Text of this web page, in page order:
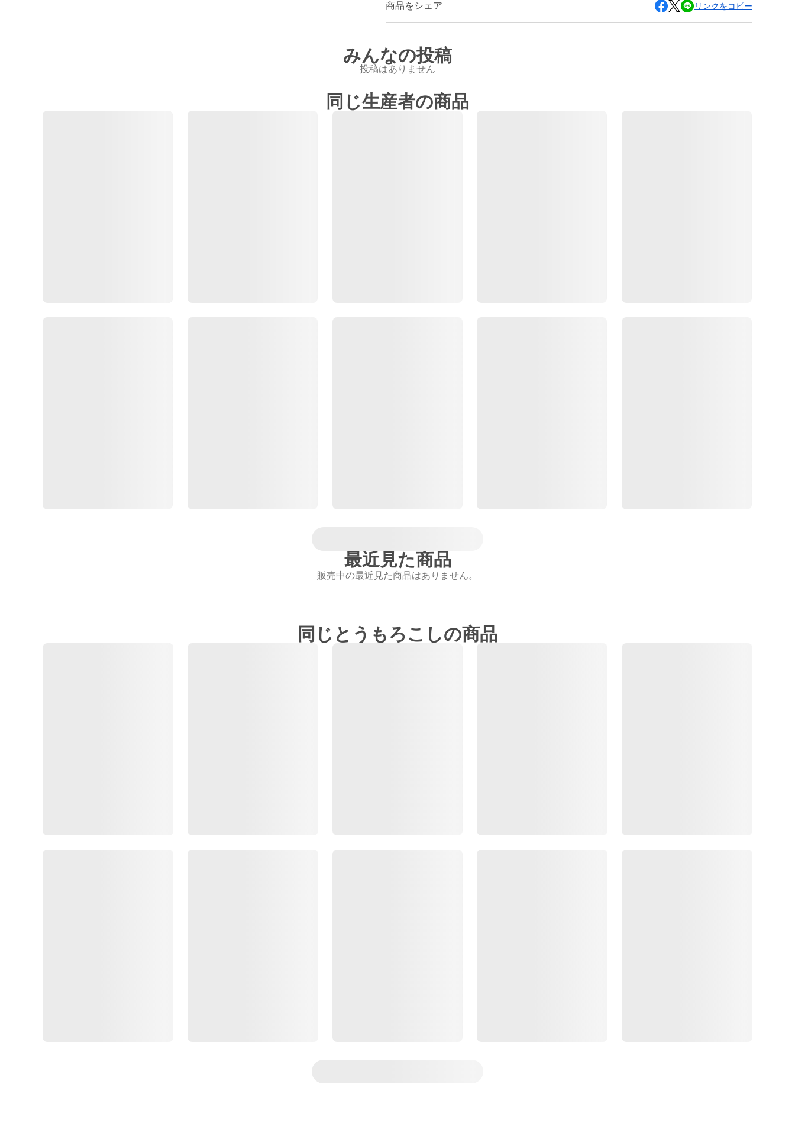
商品をシェア リンクをコピー
みんなの投稿
投稿はありません
同じ生産者の商品
最近見た商品
販売中の最近見た商品はありません。
同じとうもろこしの商品